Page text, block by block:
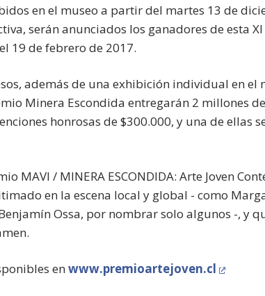
en el museo a partir del martes 13 de
serán anunciados los ganadores de esta
19 de febrero de 2017.
además de una exhibición individual en el
Minera Escondida entregarán 2 millones
honrosas de $300.000, y una de ellas
MAVI / MINERA ESCONDIDA: Arte Joven
en la escena local y global - como
Ossa, por nombrar solo algunos -, y
enwww.premioartejoven.cl